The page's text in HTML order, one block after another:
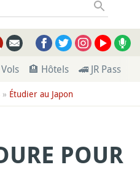
🏨 Hôtels 🚄 JR Pass
» Étudier au Japon
POUR